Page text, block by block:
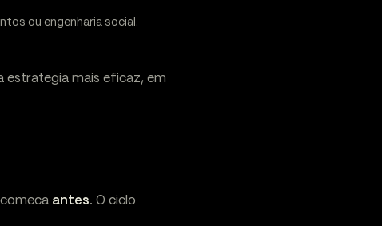
ou engenharia social.
estrategia mais eficaz, em
antes. O ciclo